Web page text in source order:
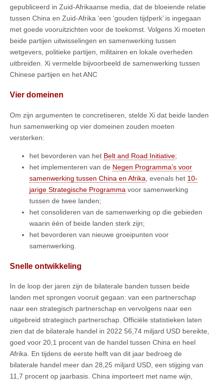
gepubliceerd in Zuid-Afrikaanse media, dat de bloeiende relatie
tussen China en Zuid-Afrika ‘een ‘gouden tijdperk’ is ingegaan
met goede vooruitzichten voor de toekomst. Volgens Xi moeten
beide partijen uitwisselingen en samenwerking tussen
wetgevers, politieke partijen, militairen en lokale overheden
uitbreiden. Xi vermelde bijvoorbeeld de samenwerking tussen
Chinese partijen en het ANC
Vier domeinen
Om zijn argumenten te concretiseren, stelde Xi dat beide landen
hun samenwerking op vier domeinen zouden moeten
versterken:
het bevorderen van het Belt and Road Initiative;
het implementeren van de Negen Programma’s voor
samenwerking tussen China en Afrika , evenals het 10-
jarige Strategische Programma voor samenwerking
tussen de twee landen;
het consolideren van de samenwerking op die gebieden
waarin één of beide landen sterk zijn;
het bevorderen van nieuwe groeipunten voor
samenwerking.
Snelle ontwikkeling
In de loop der jaren zijn de bilaterale banden tussen beide
landen met sprongen vooruit gegaan: van een partnerschap
naar een strategisch partnerschap en vervolgens naar een
uitgebreid strategisch partnerschap. Officiële statistieken laten
zien dat de bilaterale handel in 2022 56,74 miljard USD bereikte,
goed voor 20,1 procent van de handel tussen China en heel
Afrika. En tijdens de eerste helft van dit jaar bedroeg de
bilaterale handel meer dan 28,25 miljard USD, een stijging van
11,7 procent op jaarbasis. China importeert met name wijn,